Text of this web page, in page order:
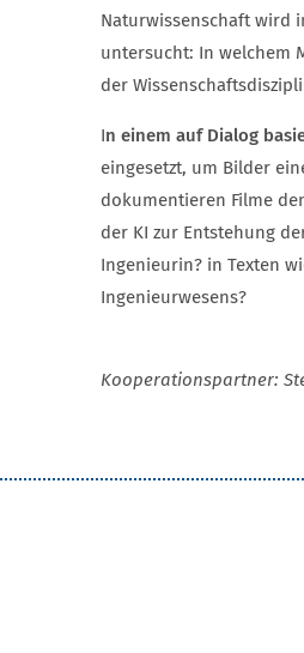
Naturwissenschaft wird
untersucht: In welchem
der
In einem auf Dialog
eingesetzt, um Bilder
dokumentieren Filme
der KI zur Entstehung
Ingenieurin? in Texten
Ingenieurwesens?
Kooperationspartner: